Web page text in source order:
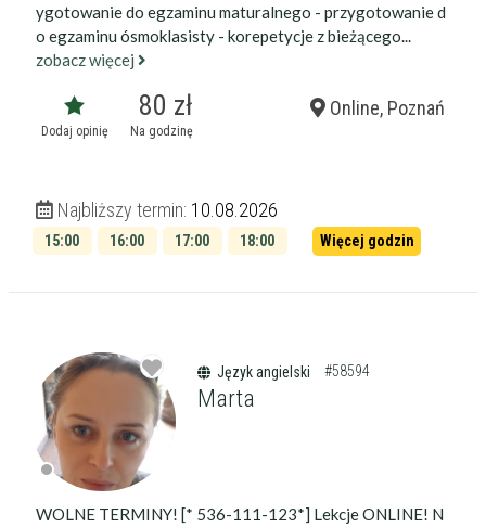
ygotowanie do egzaminu maturalnego - przygotowanie d
o egzaminu ósmoklasisty - korepetycje z bieżącego...
zobacz więcej
Dodaj opinię
80 zł
Na godzinę
Online, Poznań
Najbliższy termin: 10.08.2026
15:00 16:00 17:00
18:00
Więcej godzin
Język angielski #58594
Marta
WOLNE TERMINY! [* 536-111-123*] Lekcje ONLINE! N